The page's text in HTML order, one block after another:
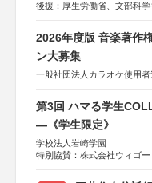
後援：厚生労働省、文部科学
しん生命保険株式会社
2026年度版 音楽著作
ン大募集
一般社団法人カラオケ使用者
第3回 ハマる学生
―《学生限定》
学校法人岩崎学園
特別協賛：株式会社ウィゴー